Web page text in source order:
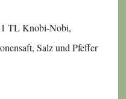
1 TL Knobi-Nobi,
Salz und Pfeffer